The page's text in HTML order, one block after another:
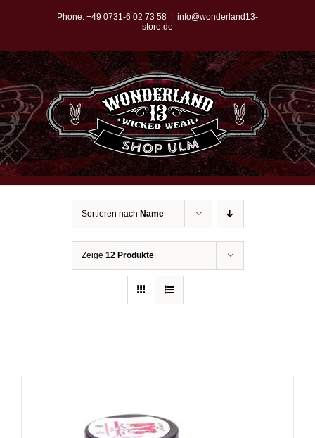
springen
Phone: +49 0731-6 02 73 58
info@wonderland13-
store.de
Sortieren nach Name
Zeige 12 Produkte